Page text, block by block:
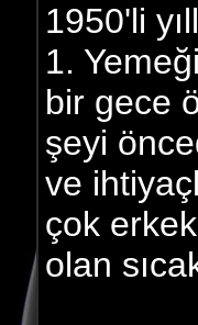
1950'li
1.
bir gece
şeyi
ve
çok
olan